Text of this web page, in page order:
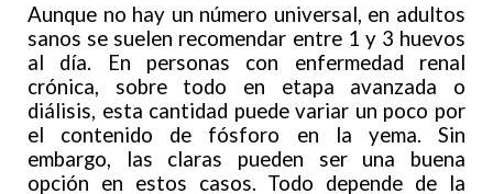
Aunque no hay un número universal, en adultos
sanos se suelen recomendar entre 1 y 3 huevos
al día. En personas con enfermedad renal
crónica, sobre todo en etapa avanzada o
diálisis, esta cantidad puede variar un poco por
el contenido de fósforo en la yema. Sin
embargo, las claras pueden ser una buena
opción en estos casos. Todo depende de la